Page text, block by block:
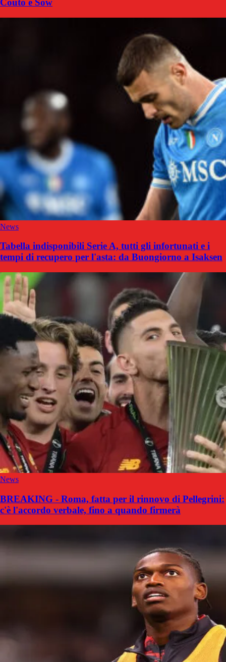
Couto e Sow
News
Tabella indisponibili Serie A, tutti gli infortunati e i
tempi di recupero per l'asta: da Buongiorno a Isaksen
News
BREAKING - Roma, fatta per il rinnovo di Pellegrini:
c'è l'accordo verbale, fino a quando firmerà